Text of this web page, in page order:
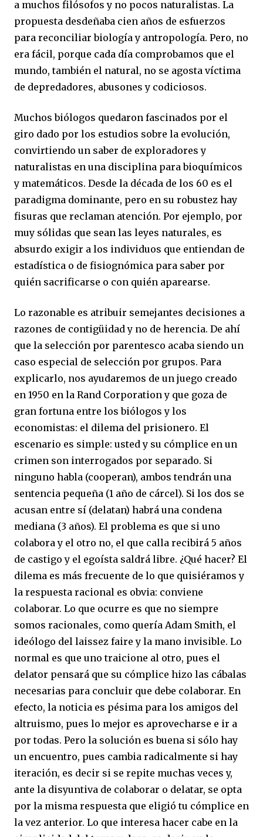
a muchos filósofos y no pocos naturalistas. La
propuesta desdeñaba cien años de esfuerzos
para reconciliar biología y antropología. Pero, no
era fácil, porque cada día comprobamos que el
mundo, también el natural, no se agosta víctima
de depredadores, abusones y codiciosos.
Muchos biólogos quedaron fascinados por el
giro dado por los estudios sobre la evolución,
convirtiendo un saber de exploradores y
naturalistas en una disciplina para bioquímicos
y matemáticos. Desde la década de los 60 es el
paradigma dominante, pero en su robustez hay
fisuras que reclaman atención. Por ejemplo, por
muy sólidas que sean las leyes naturales, es
absurdo exigir a los individuos que entiendan de
estadística o de fisiognómica para saber por
quién sacrificarse o con quién aparearse.
Lo razonable es atribuir semejantes decisiones a
razones de contigüidad y no de herencia. De ahí
que la selección por parentesco acaba siendo un
caso especial de selección por grupos. Para
explicarlo, nos ayudaremos de un juego creado
en 1950 en la Rand Corporation y que goza de
gran fortuna entre los biólogos y los
economistas: el dilema del prisionero. El
escenario es simple: usted y su cómplice en un
crimen son interrogados por separado. Si
ninguno habla (cooperan), ambos tendrán una
sentencia pequeña (1 año de cárcel). Si los dos se
acusan entre sí (delatan) habrá una condena
mediana (3 años). El problema es que si uno
colabora y el otro no, el que calla recibirá 5 años
de castigo y el egoísta saldrá libre. ¿Qué hacer? El
dilema es más frecuente de lo que quisiéramos y
la respuesta racional es obvia: conviene
colaborar. Lo que ocurre es que no siempre
somos racionales, como quería Adam Smith, el
ideólogo del laissez faire y la mano invisible. Lo
normal es que uno traicione al otro, pues el
delator pensará que su cómplice hizo las cábalas
necesarias para concluir que debe colaborar. En
efecto, la noticia es pésima para los amigos del
altruismo, pues lo mejor es aprovecharse e ir a
por todas. Pero la solución es buena si sólo hay
un encuentro, pues cambia radicalmente si hay
iteración, es decir si se repite muchas veces y,
ante la disyuntiva de colaborar o delatar, se opta
por la misma respuesta que eligió tu cómplice en
la vez anterior. Lo que interesa hacer cabe en la